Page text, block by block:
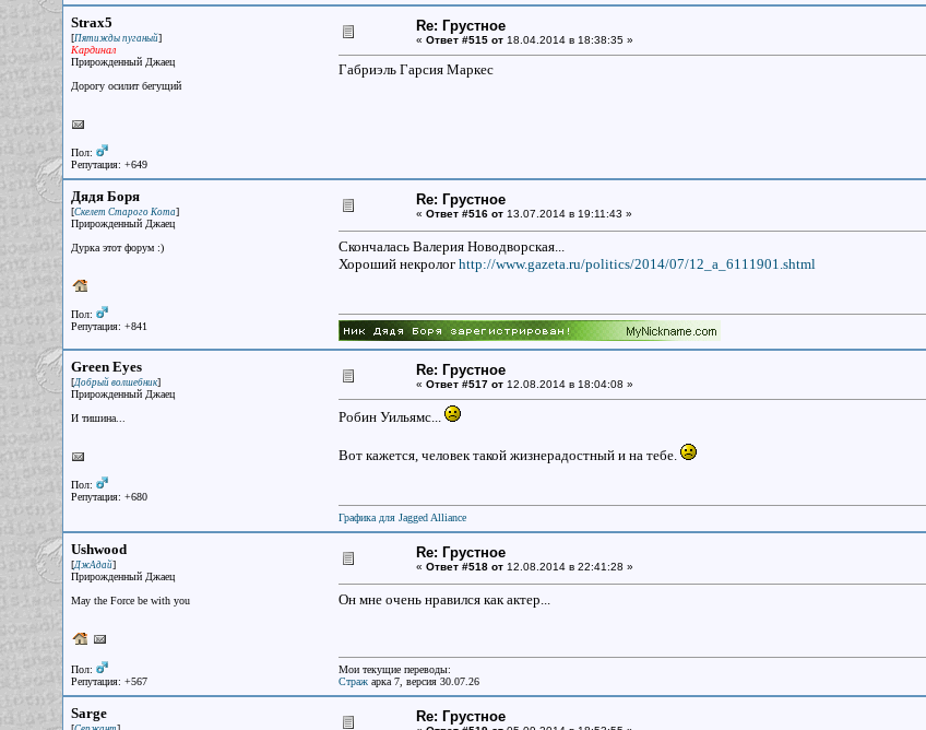
Strax5
[Пятижды пуганый]
Кардинал
Прирожденный Джаец
Дорогу осилит бегущий
Пол:
Репутация: +649
Re: Грустное
« Ответ #515 от 18.04.2014 в 18:38:35 »
Габриэль Гарсия Маркес
Дядя Боря
[Скелет Старого Кота]
Прирожденный Джаец
Дурка этот форум :)
Пол:
Репутация: +841
Re: Грустное
« Ответ #516 от 13.07.2014 в 19:11:43 »
Скончалась Валерия Новодворская...
Хороший некролог http://www.gazeta.ru/politics/2014/07/12_a_6111901.shtml
Green Eyes
[Добрый волшебник]
Прирожденный Джаец
И тишина...
Пол:
Репутация: +680
Re: Грустное
« Ответ #517 от 12.08.2014 в 18:04:08 »
Робин Уильямс...
Вот кажется, человек такой жизнерадостный и на тебе.
Графика для Jagged Alliance
Ushwood
[ДжАдай]
Прирожденный Джаец
May the Force be with you
Пол:
Репутация: +567
Re: Грустное
« Ответ #518 от 12.08.2014 в 22:41:28 »
Он мне очень нравился как актер...
Мои текущие переводы:
Страж арка 7, версия 30.07.26
Sarge Re: Грустное